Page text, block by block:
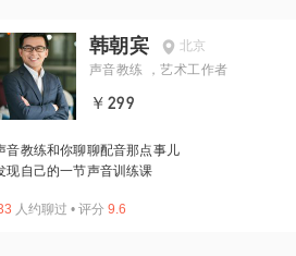
韩朝宾
北京
声音教练 ，艺术工作者
￥299
音教练和你聊聊配音那点事儿
现自己的一节声音训练课
人约聊过 • 评分 9.6